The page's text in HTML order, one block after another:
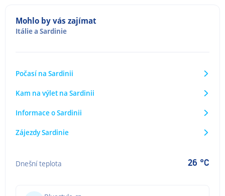
Mohlo by vás zajímat
Itáliea Sardinie
Počasí na Sardinii
Kam na výlet na Sardinii
Informace o Sardinii
Zájezdy Sardinie
Dnešní teplota 26 °C